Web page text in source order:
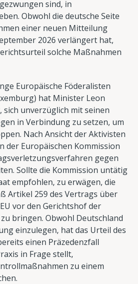
sind, in
Obwohl die deutsche Seite
einer neuen Mitteilung
2026 verlängert hat,
solche Maßnahmen
Europäische Föderalisten
hat Minister Leon
unverzüglich mit seinen
in Verbindung zu setzen, um
Nach Ansicht der Aktivisten
der Europäischen Kommission
gegen
Sollte die Kommission untätig
empfohlen, zu erwägen, die
Artikel 259 des Vertrags über
vor den Gerichtshof der
bringen. Obwohl Deutschland
einzulegen, hat das Urteil des
einen Präzedenzfall
in Frage stellt,
zu einem